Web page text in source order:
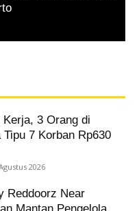
Kerja, 3 Orang di
7 Korban Rp630
2026
Reddoorz Near